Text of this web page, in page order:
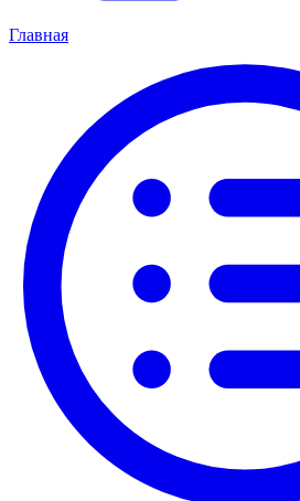
Главная